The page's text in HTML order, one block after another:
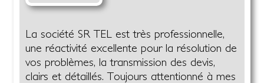
La société SR TEL est très professionnelle,
une réactivité excellente pour la résolution de
vos problèmes, la transmission des devis,
clairs et détaillés. Toujours attentionné à mes